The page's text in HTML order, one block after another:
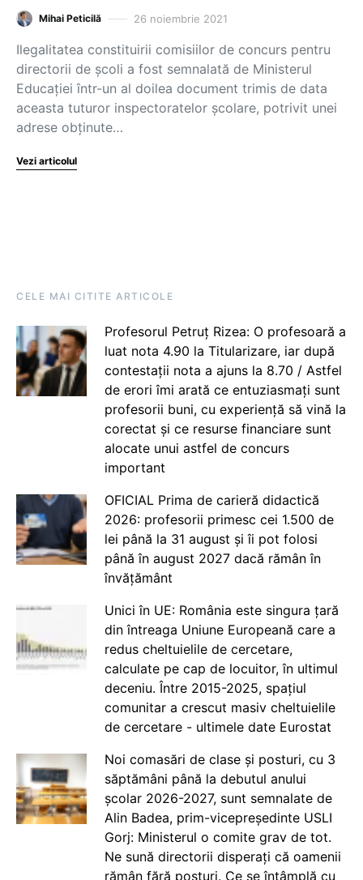
Mihai Peticilă 26 noiembrie 2021
Ilegalitatea constituirii comisiilor de concurs pentru
directorii de școli a fost semnalată de Ministerul
Educației într-un al doilea document trimis de data
aceasta tuturor inspectoratelor școlare, potrivit unei
adrese obținute…
Vezi articolul
CELE MAI CITITE ARTICOLE
Profesorul Petruț Rizea: O profesoară a
luat nota 4.90 la Titularizare, iar după
contestații nota a ajuns la 8.70 / Astfel
de erori îmi arată ce entuziasmați sunt
profesorii buni, cu experiență să vină la
corectat și ce resurse financiare sunt
alocate unui astfel de concurs
important
OFICIAL Prima de carieră didactică
2026: profesorii primesc cei 1.500 de
lei până la 31 august și îi pot folosi
până în august 2027 dacă rămân în
învățământ
Unici în UE: România este singura țară
din întreaga Uniune Europeană care a
redus cheltuielile de cercetare,
calculate pe cap de locuitor, în ultimul
deceniu. Între 2015-2025, spațiul
comunitar a crescut masiv cheltuielile
de cercetare - ultimele date Eurostat
Noi comasări de clase și posturi, cu 3
săptămâni până la debutul anului
școlar 2026-2027, sunt semnalate de
Alin Badea, prim-vicepreședinte USLI
Gorj: Ministerul o comite grav de tot.
Ne sună directorii disperați că oamenii
rămân fără posturi. Ce se întâmplă cu